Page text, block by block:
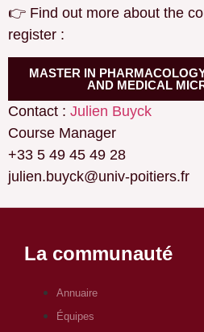
👉 Find out more about the
register :
MASTER IN
AND MEDICAL
Contact : Julien Buyck
Course Manager
+33 5 49 45 49 28
julien.buyck@univ-poitiers.fr
La communauté
Annuaire
Équipes